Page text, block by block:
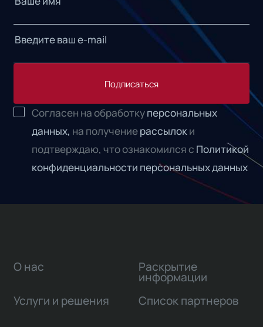
Подписаться
Согласен на обработкуперсональных
данных, на получениерассылоки
подтверждаю, что ознакомился с Политикой
конфиденциальности персональных данных
О нас
Услуги и решения
Раскрытие
информации
Список партнеров